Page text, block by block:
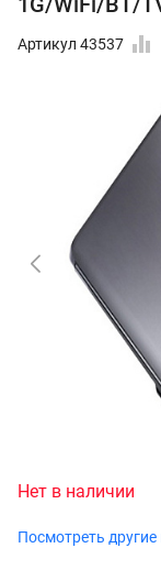
Артикул 43537
Нет в наличии
Посмотреть